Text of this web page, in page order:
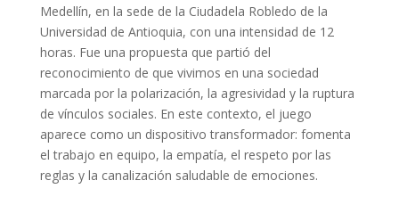
Medellín, en la sede de la Ciudadela Robledo de la
Universidad de Antioquia, con una intensidad de 12
horas. Fue una propuesta que partió del
reconocimiento de que vivimos en una sociedad
marcada por la polarización, la agresividad y la ruptura
de vínculos sociales. En este contexto, el juego
aparece como un dispositivo transformador: fomenta
el trabajo en equipo, la empatía, el respeto por las
reglas y la canalización saludable de emociones.